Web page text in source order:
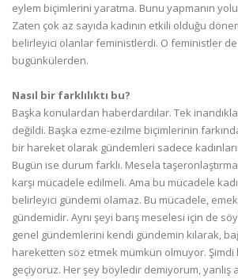
eylem biçimlerini yaratma. Bunu yapmanın
Zaten çok az sayıda kadının etkili olduğu
belirleyici olanlar feministlerdi. O feministler de
bugünkülerden.
Nasıl bir farklılıktı bu?
Başka konulardan haberdardılar. Tek
değildi. Başka ezme-ezilme biçimlerinin
bir hareket olarak gündemleri sadece
Bugün ise durum farklı. Mesela
karşı mücadele edilmeli. Ama bu mücadele
belirleyici gündemi olamaz. Bu mücadele,
gündemidir. Aynı şeyi barış meselesi için de
genel gündemlerini kendi gündemin kılarak,
hareketten söz etmek mümkün olmuyor.
geçiyoruz. Her şey böyledir demiyorum, yanlış